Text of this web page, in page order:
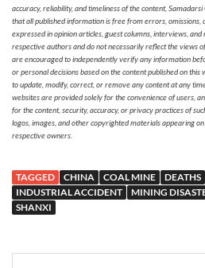
accuracy, reliability, and timeliness of the content,
that all published information is free from errors, omissions,
expressed in opinion articles, guest columns, interviews,
respective authors and do not necessarily reflect the views
are encouraged to independently verify any information
or personal decisions based on the content published on
to update, modify, correct, or remove any content at any
websites are provided solely for the convenience of users,
for the content, security, accuracy, or privacy practices of
logos, images, and other copyrighted materials appearing
respective owners.
TAGGED CHINA COAL MINE DEATHS
INDUSTRIAL ACCIDENT
MINING
SHANXI